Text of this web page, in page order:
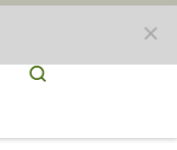
Search